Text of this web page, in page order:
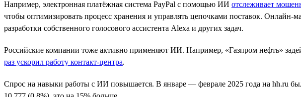
Например, электронная платёжная система PayPal с помощью ИИ отслеживает
чтобы оптимизировать процесс хранения и управлять цепочками поставок.
разработки собственного голосового ассистента Alexa и других задач.
Российские компании тоже активно применяют ИИ. Например, «Газпром нефть»
раз ускорил работу контакт-центра.
Спрос на навыки работы с ИИ повышается. В январе — феврале 2025 года на hh.ru